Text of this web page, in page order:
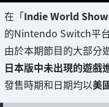
在「Indie World
的Nintendo Switch平
由於本期節目的大部分
日本版中未出現的遊戲
發售時期和日期均以美